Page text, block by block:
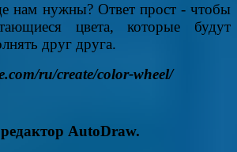
нам нужны? Ответ прост - чтобы
цвета, которые будут
друг друга.
ru/create/color-wheel/
AutoDraw.